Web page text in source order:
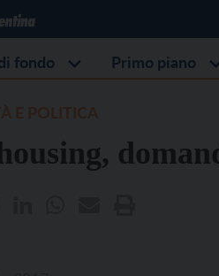
fondo Primo piano